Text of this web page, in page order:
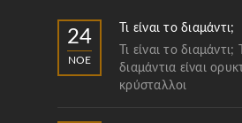
24
ΝΟΈ
Τι είναι το διαμάντι;
Τι είναι το διαμάντι;
διαμάντια είναι
κρύσταλλοι